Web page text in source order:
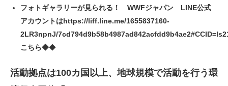
フォトギャラリーが見られる！ WWFジャパン LINE公式
アカウントはhttps://liff.line.me/1655837160-
2LR3npnJ/
こちら◆◆
活動拠点は100カ国以上、地球規模で活動を行う環